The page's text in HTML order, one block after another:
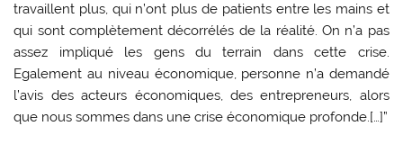
travaillent plus, qui n’ont plus de patients entre les mains et
qui sont complètement décorrélés de la réalité. On n’a pas
assez impliqué les gens du terrain dans cette crise.
Egalement au niveau économique, personne n’a demandé
l’avis des acteurs économiques, des entrepreneurs, alors
que nous sommes dans une crise économique profonde.[…]”